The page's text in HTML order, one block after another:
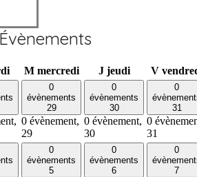
M mercredi J jeudi V
0
évènements
29
0 évènement,
29
0
évènements
30
0 évènement,
30
0
31
0
31
0
évènements
5
0
évènements
6
0
7